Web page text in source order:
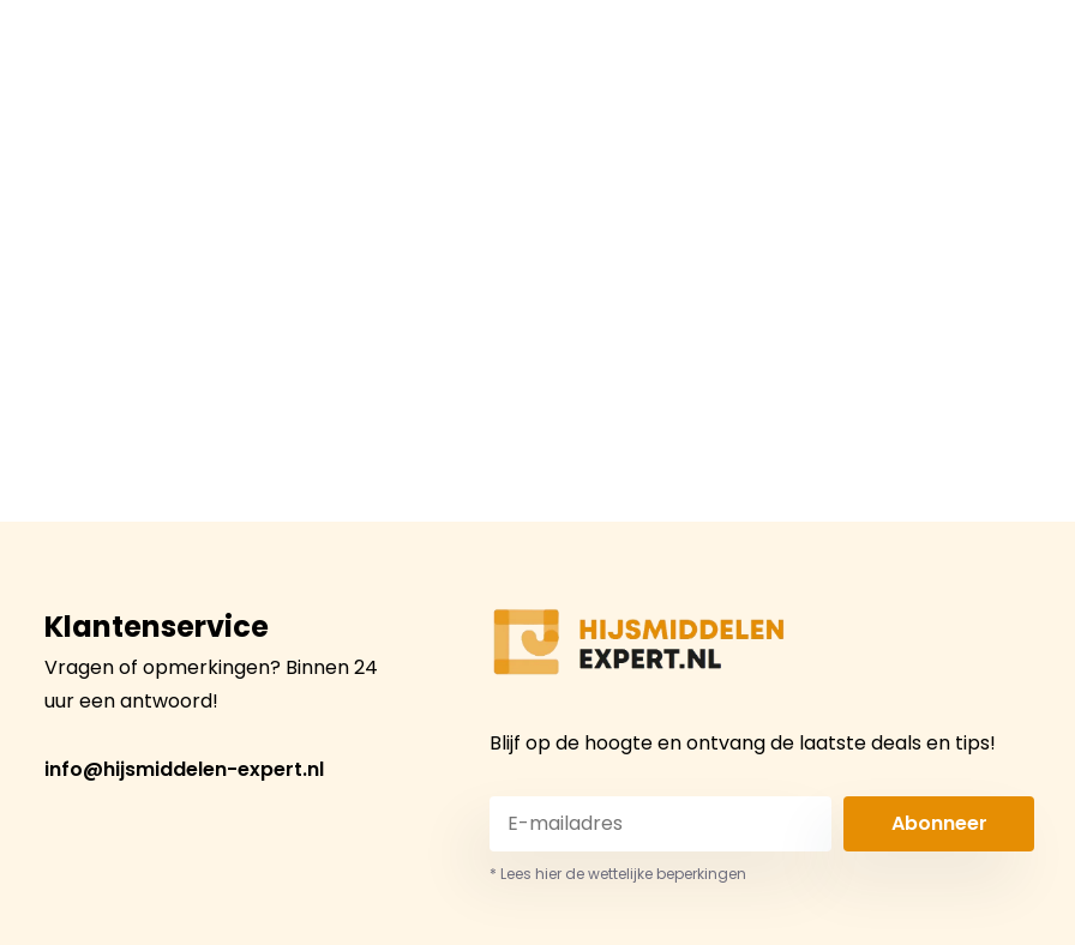
Klantenservice
Vragen of opmerkingen? Binnen 24
uur een antwoord!
info@hijsmiddelen-expert.nl
Blijf op de hoogte en ontvang de laatste deals en tips!
Abonneer
* Lees hier de wettelijke beperkingen